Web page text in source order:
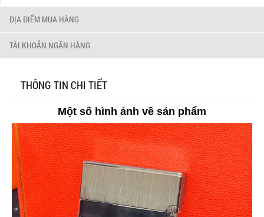
ĐỊA ĐIỂM MUA HÀNG
TÀI KHOẢN NGÂN HÀNG
THÔNG TIN CHI TIẾT
Một số hình ảnh về sản phẩm